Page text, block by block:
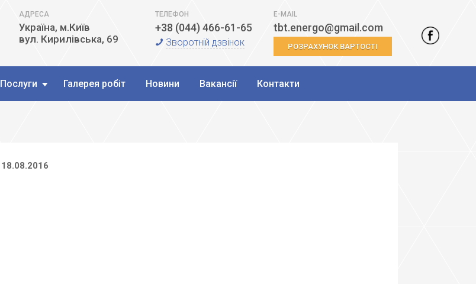
E-MAIL
tbt.energo@gmail.com
РОЗРАХУНОК ВАРТОСТІ
ТЕЛЕФОН
+38 (044) 466-61-65
Зворотній дзвінок
АДРЕСА
Україна, м.Київ
вул. Кирилівська, 69
Послуги Галерея робіт Новини Вакансії Контакти
18.08.2016